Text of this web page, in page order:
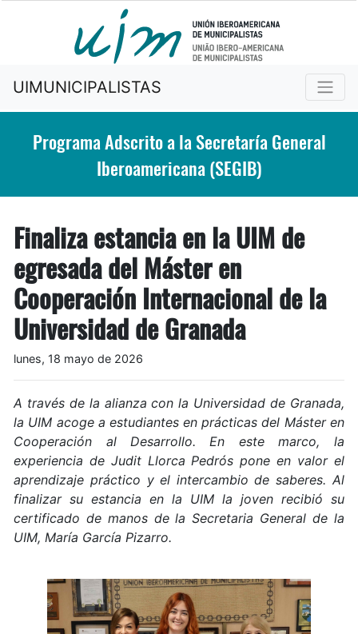
UIMUNICIPALISTAS
Programa Adscrito a la Secretaría General
Iberoamericana (SEGIB)
Finaliza estancia en la UIM de
egresada del Máster en
Cooperación Internacional de la
Universidad de Granada
lunes, 18 mayo de 2026
A través de la alianza con la Universidad de Granada,
la UIM acoge a estudiantes en prácticas del Máster en
Cooperación al Desarrollo. En este marco, la
experiencia de Judit Llorca Pedrós pone en valor el
aprendizaje práctico y el intercambio de saberes. Al
finalizar su estancia en la UIM la joven recibió su
certificado de manos de la Secretaria General de la
UIM, María García Pizarro.